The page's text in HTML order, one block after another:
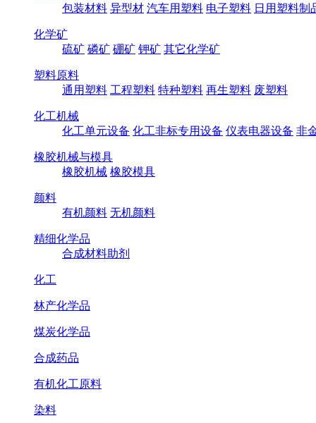
包装材料 异型材 汽车用塑料 电子塑料 日用塑料制
化学矿
硫矿 磷矿 硼矿 钾矿 其它化学矿
塑料原料
通用塑料 工程塑料 特种塑料 再生塑料 废塑料
化工机械
化工单元设备 化工非标专用设备 仪表电器设备 非
橡胶机械与模具
橡胶机械 橡胶模具
颜料
有机颜料 无机颜料
精细化学品
合成材料助剂
化工
林产化学品
煤炭化学品
合成药品
有机化工原料
染料